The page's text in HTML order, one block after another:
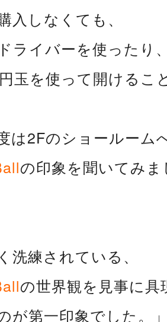
入しなくても、
ライバーを使ったり
玉を使って開ける
は2Fのショールーム
の印象を聞いてみ
洗練されている、
の世界観を見事に
が第一印象でした。